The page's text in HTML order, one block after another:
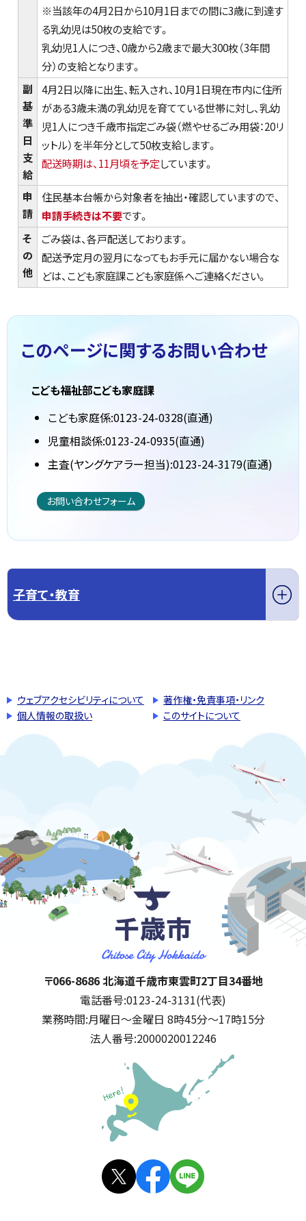
※当該年の4月2日から10月1日までの間に3歳に到達す
る乳幼児は50枚の支給です。
乳幼児1人につき、0歳から2歳まで最大300枚（3年間
分）の支給となります。
副
基
準
日
支
給
4月2日以降に出生、転入され、10月1日現在市内に住所
がある3歳未満の乳幼児を育てている世帯に対し、乳幼
児1人につき千歳市指定ごみ袋（燃やせるごみ用袋：20リ
ットル）を半年分として50枚支給します。
配送時期は、11月頃を予定しています。
申
請
住民基本台帳から対象者を抽出・確認していますので、
申請手続きは不要です。
そ
の
他
ごみ袋は、各戸配送しております。
配送予定月の翌月になってもお手元に届かない場合な
どは、こども家庭課こども家庭係へご連絡ください。
このページに関するお問い合わせ
こども福祉部こども家庭課
こども家庭係:0123-24-0328(直通)
児童相談係:0123-24-0935(直通)
主査(ヤングケアラー担当):0123-24-3179(直通)
お問い合わせフォーム
子育て・教育
ウェブアクセシビリティについて
著作権・免責事項・リンク
個人情報の取扱い
このサイトについて
千歳市
住所:
〒066-8686 北海道千歳市東雲町2丁目34番地
電話番号:0123-24-3131(代表)
業務時間:月曜日～金曜日 8時45分～17時15分
法人番号:2000020012246
公式SNS